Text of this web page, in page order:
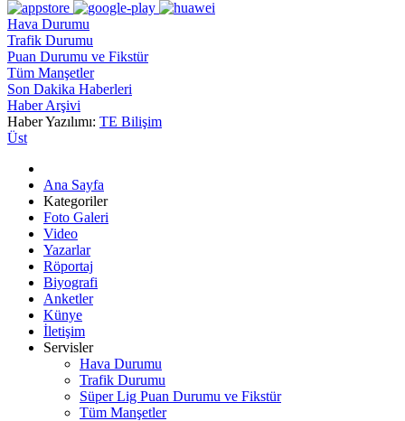
Hava Durumu
Trafik Durumu
Puan Durumu ve Fikstür
Tüm Manşetler
Son Dakika Haberleri
Haber Arşivi
Haber Yazılımı: TE Bilişim
Üst
Ana Sayfa
Kategoriler
Foto Galeri
Video
Yazarlar
Röportaj
Biyografi
Anketler
Künye
İletişim
Servisler
Hava Durumu
Trafik Durumu
Süper Lig Puan Durumu ve Fikstür
Tüm Manşetler